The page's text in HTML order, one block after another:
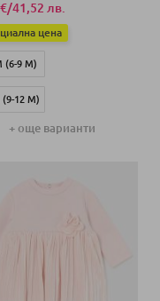
/41,52 лв.
цена
(6-9 М)
12 М)
18 М)
+ още варианти